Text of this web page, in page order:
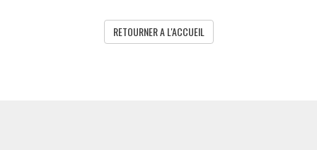
RETOURNER A L'ACCUEIL